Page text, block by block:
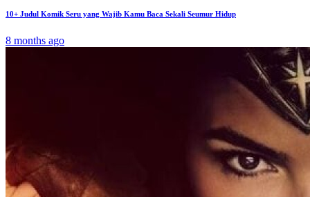
10+ Judul Komik Seru yang Wajib Kamu Baca Sekali Seumur Hidup
8 months ago